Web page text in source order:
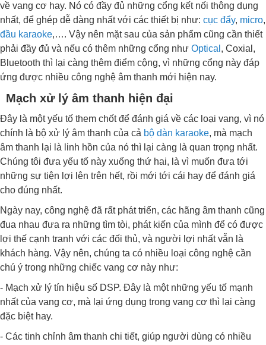
về vang cơ hay. Nó có đầy đủ những cổng kết nối thông dụng
nhất, để ghép dễ dàng nhất với các thiết bị như: cục đẩy, micro,
đầu karaoke,…. Vậy nên mặt sau của sản phẩm cũng cần thiết
phải đầy đủ và nếu có thêm những cổng như Optical , Coxial,
Bluetooth thì lại càng thêm điểm cộng, vì những cổng này đáp
ứng được nhiều công nghệ âm thanh mới hiện nay.
Mạch xử lý âm thanh hiện đại
Đây là một yếu tố them chốt để đánh giá về các loại vang, vì nó
chính là bộ xử lý âm thanh của cả bộ dàn karaoke, mà mạch
âm thanh lại là linh hồn của nó thì lại càng là quan trọng nhất.
Chúng tôi đưa yếu tố này xuống thứ hai, là vì muốn đưa tới
những sự tiện lợi lên trên hết, rồi mới tới cái hay để đánh giá
cho đúng nhất.
Ngày nay, công nghệ đã rất phát triển, các hãng âm thanh cũng
đua nhau đưa ra những tìm tòi, phát kiến của mình để có được
lợi thế cạnh tranh với các đối thủ, và người lợi nhất vẫn là
khách hàng. Vậy nên, chúng ta có nhiều loại công nghệ cần
chú ý trong những chiếc vang cơ này như:
- Mạch xử lý tín hiệu số DSP. Đây là một những yếu tố mạnh
nhất của vang cơ, mà lại ứng dụng trong vang cơ thì lại càng
đặc biệt hay.
- Các tinh chỉnh âm thanh chi tiết, giúp người dùng có nhiều